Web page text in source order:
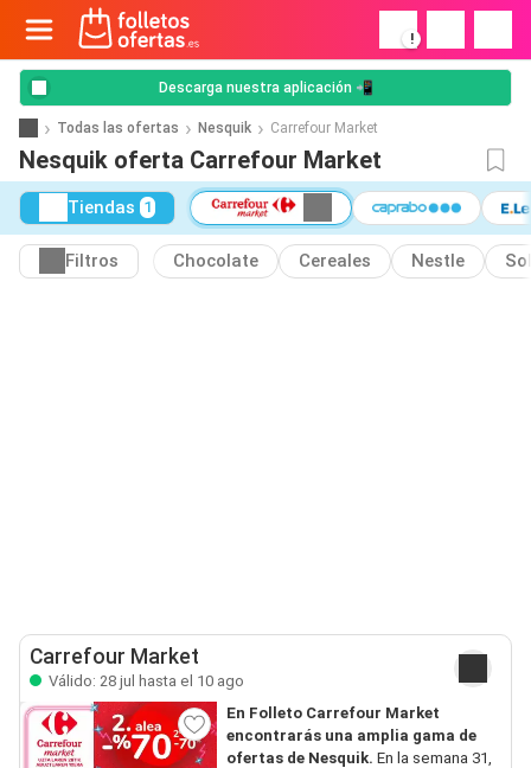
!
Descarga nuestra aplicación 📲
Todas las ofertas Nesquik Carrefour Market
Nesquik oferta Carrefour Market
Tiendas 1
Filtros Chocolate Cereales Nestle
Carrefour Market
Válido: 28 jul hasta el 10 ago
En Folleto Carrefour Market
encontrarás una amplia gama de
ofertas de Nesquik. En la semana 31,